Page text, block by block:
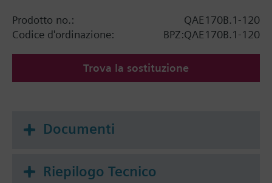
Prodotto no.:
QAE170B.1-120
Codice d'ordinazione:
BPZ:QAE170B.1-120
Trova la sostituzione
Documenti
Riepilogo Tecnico